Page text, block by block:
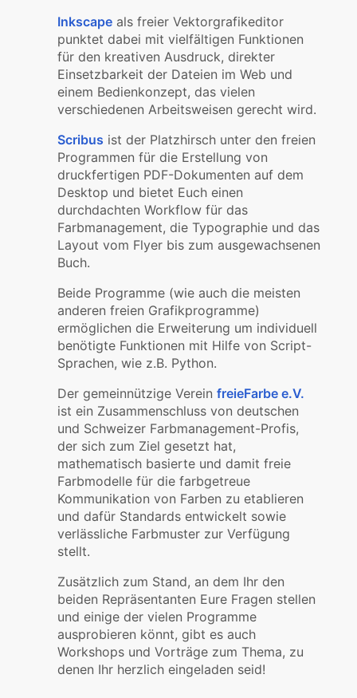
Inkscape als freier Vektorgrafikeditor
punktet dabei mit vielfältigen Funktionen
für den kreativen Ausdruck, direkter
Einsetzbarkeit der Dateien im Web und
einem Bedienkonzept, das vielen
verschiedenen Arbeitsweisen gerecht wird.
Scribus ist der Platzhirsch unter den freien
Programmen für die Erstellung von
druckfertigen PDF-Dokumenten auf dem
Desktop und bietet Euch einen
durchdachten Workflow für das
Farbmanagement, die Typographie und das
Layout vom Flyer bis zum ausgewachsenen
Buch.
Beide Programme (wie auch die meisten
anderen freien Grafikprogramme)
ermöglichen die Erweiterung um individuell
benötigte Funktionen mit Hilfe von Script-
Sprachen, wie z.B. Python.
Der gemeinnützige Verein freieFarbe e.V.
ist ein Zusammenschluss von deutschen
und Schweizer Farbmanagement-Profis,
der sich zum Ziel gesetzt hat,
mathematisch basierte und damit freie
Farbmodelle für die farbgetreue
Kommunikation von Farben zu etablieren
und dafür Standards entwickelt sowie
verlässliche Farbmuster zur Verfügung
stellt.
Zusätzlich zum Stand, an dem Ihr den
beiden Repräsentanten Eure Fragen stellen
und einige der vielen Programme
ausprobieren könnt, gibt es auch
Workshops und Vorträge zum Thema, zu
denen Ihr herzlich eingeladen seid!